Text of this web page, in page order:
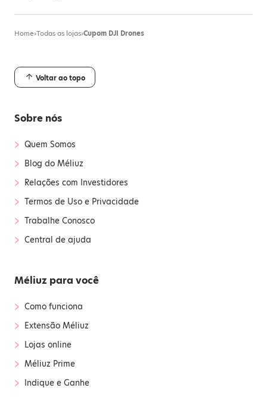
Home›Todas as lojas›Cupom DJI Drones
Voltar ao topo
Sobre nós
› Quem Somos
› Blog do Méliuz
› Relações com Investidores
› Termos de Uso e Privacidade
› Trabalhe Conosco
› Central de ajuda
Méliuz para você
› Como funciona
› Extensão Méliuz
› Lojas online
› Méliuz Prime
› Indique e Ganhe